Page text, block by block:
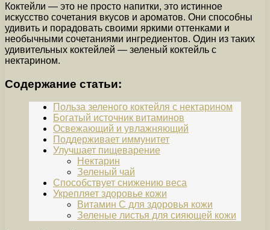
Коктейли — это не просто напитки, это истинное
искусство сочетания вкусов и ароматов. Они способны
удивить и порадовать своими яркими оттенками и
необычными сочетаниями ингредиентов. Один из таких
удивительных коктейлей — зеленый коктейль с
нектарином.
Содержание статьи:
Польза зеленого коктейля с нектарином
Богатый источник витаминов
Освежающий и увлажняющий
Поддерживает иммунитет
Улучшает пищеварение
Нектарин
Зеленый чай
Способствует снижению веса
Укрепляет здоровье кожи
Витамин C для здоровья кожи
Зеленые листья для сияющей кожи